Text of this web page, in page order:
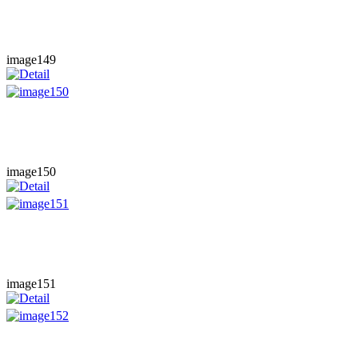
image149
image150
image151